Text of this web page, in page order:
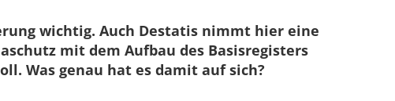
wichtig. Auch Destatis nimmt hier eine
mit dem Aufbau des Basisregisters
Was genau hat es damit auf sich?